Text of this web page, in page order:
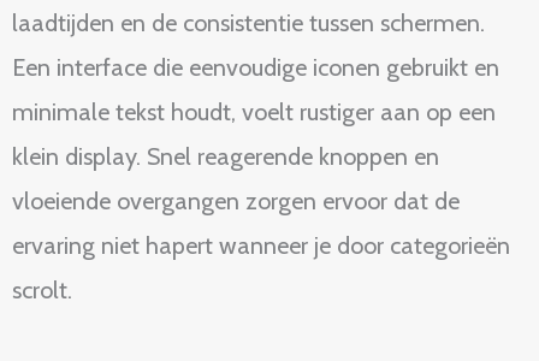
laadtijden en de consistentie tussen schermen.
Een interface die eenvoudige iconen gebruikt en
minimale tekst houdt, voelt rustiger aan op een
klein display. Snel reagerende knoppen en
vloeiende overgangen zorgen ervoor dat de
ervaring niet hapert wanneer je door categorieën
scrolt.